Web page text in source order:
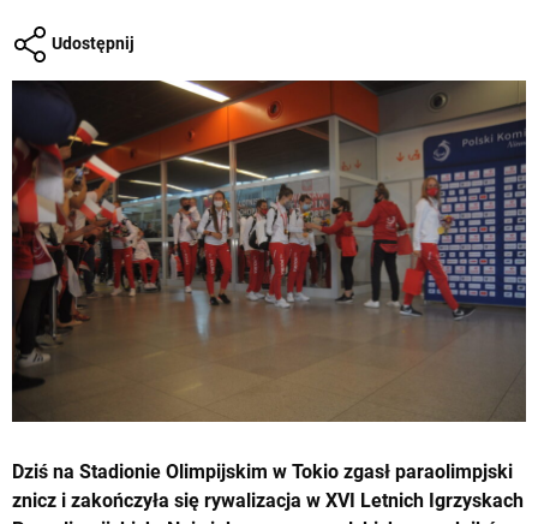
Udostępnij
Dziś na Stadionie Olimpijskim w Tokio zgasł paraolimpjski
znicz i zakończyła się rywalizacja w XVI Letnich Igrzyskach